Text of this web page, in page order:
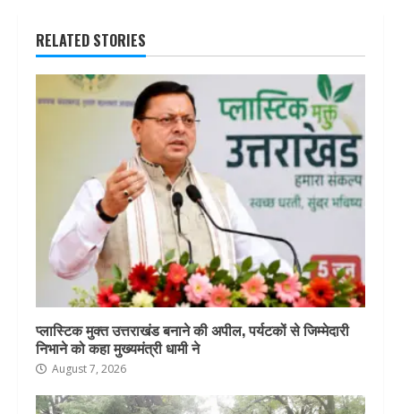
RELATED STORIES
प्लास्टिक मुक्त उत्तराखंड बनाने की अपील, पर्यटकों से जिम्मेदारी
निभाने को कहा मुख्यमंत्री धामी ने
August 7, 2026